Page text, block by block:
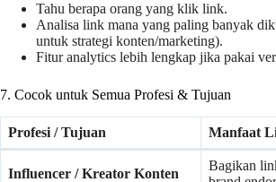
Tahu berapa orang yang klik link.
Analisa link mana yang paling banyak
untuk strategi konten/marketing).
Fitur analytics lebih lengkap jika pakai
7. Cocok untuk Semua Profesi & Tujuan
Profesi / Tujuan Manfaat
Influencer / Kreator Konten
Bagikan